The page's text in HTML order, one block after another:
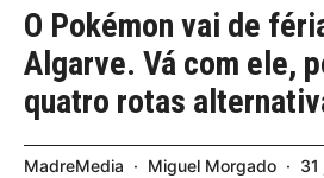
O Pokémon vai de
Algarve. Vá com ele,
quatro rotas
MadreMedia Miguel Morgado 31